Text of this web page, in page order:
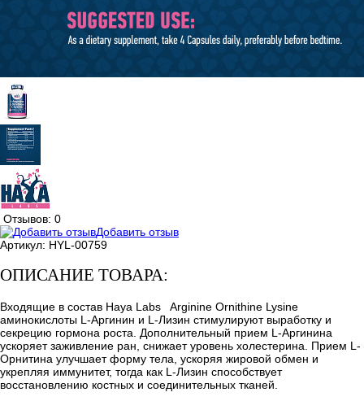
Отзывов: 0
Добавить отзыв
Артикул: HYL-00759
ОПИСАНИЕ ТОВАРА:
Входящие в состав Haya Labs Arginine Ornithine Lysine
аминокислоты L-Аргинин и L-Лизин стимулируют выработку и
секрецию гормона роста. Дополнительный прием L-Аргинина
ускоряет заживление ран, снижает уровень холестерина. Прием L-
Орнитина улучшает форму тела, ускоряя жировой обмен и
укрепляя иммунитет, тогда как L-Лизин способствует
восстановлению костных и соединительных тканей.